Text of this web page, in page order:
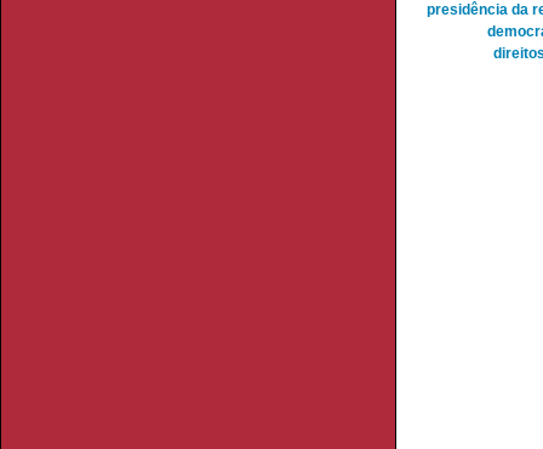
presidência da